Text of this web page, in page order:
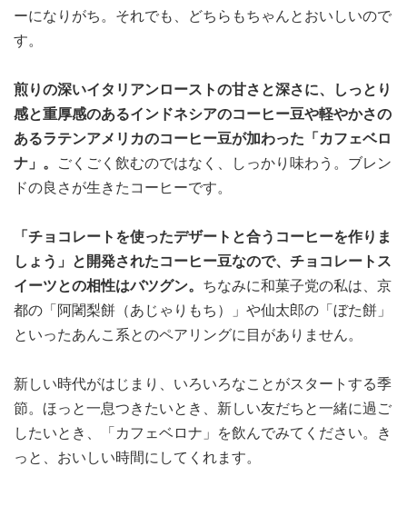
ーになりがち。それでも、どちらもちゃんとおいしいので
す。
煎りの深いイタリアンローストの甘さと深さに、しっとり
感と重厚感のあるインドネシアのコーヒー豆や軽やかさの
あるラテンアメリカのコーヒー豆が加わった「カフェベロ
ナ」。
ごくごく飲むのではなく、しっかり味わう。ブレン
ドの良さが生きたコーヒーです。
「チョコレートを使ったデザートと合うコーヒーを作りま
しょう」と開発されたコーヒー豆なので、チョコレートス
イーツとの相性はバツグン。 ちなみに和菓子党の私は、京
都の「阿闍梨餅（あじゃりもち）」や仙太郎の「ぼた餅」
といったあんこ系とのペアリングに目がありません。
新しい時代がはじまり、いろいろなことがスタートする季
節。ほっと一息つきたいとき、新しい友だちと一緒に過ご
したいとき、「カフェベロナ」を飲んでみてください。き
っと、おいしい時間にしてくれます。